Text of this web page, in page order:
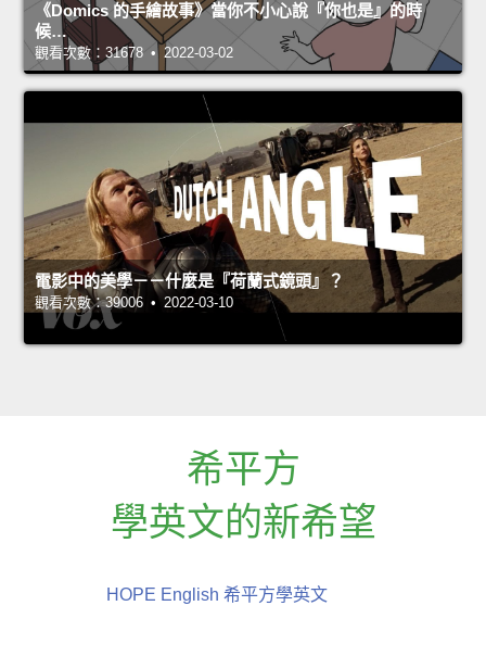
《Domics 的手繪故事》當你不小心說『你也是』的時
候…
觀看次數：31678 • 2022-03-02
電影中的美學－－什麼是『荷蘭式鏡頭』？
觀看次數：39006 • 2022-03-10
希平方
學英文的新希望
HOPE English 希平方學英文